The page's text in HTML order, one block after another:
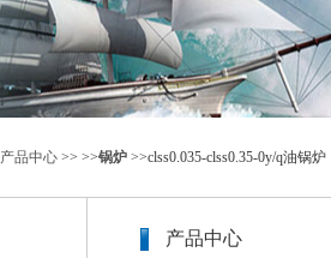
产品中心 >> >>锅炉 >>clss0.035-clss0.35-0y/q油锅
产品中心